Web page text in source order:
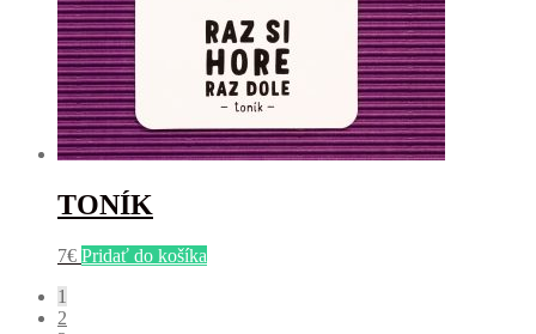
TONÍK
7€ Pridať do košíka
1
2